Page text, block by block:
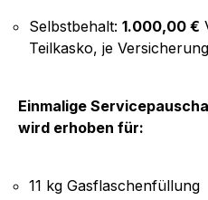
Selbstbehalt: 1.000,00 €
Teilkasko, je
Einmalige
wird erhoben für:
11 kg Gasflaschenfüllung